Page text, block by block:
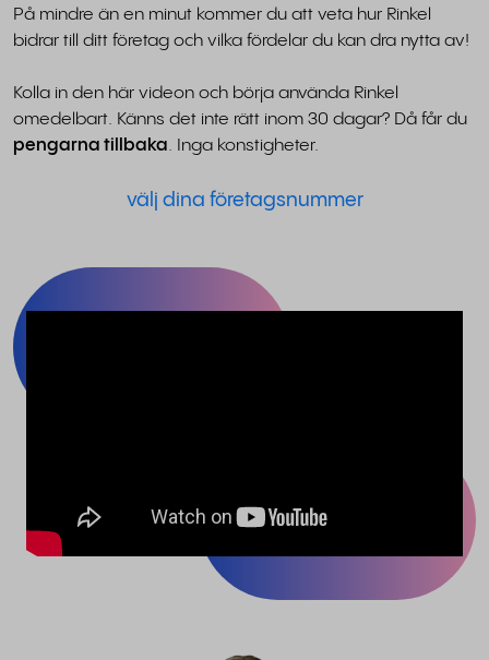
På mindre än en minut kommer du att veta hur Rinkel
bidrar till ditt företag och vilka fördelar du kan dra nytta av!
Kolla in den här videon och börja använda Rinkel
omedelbart. Känns det inte rätt inom 30 dagar? Då får du
pengarna tillbaka. Inga konstigheter.
välj dina företagsnummer